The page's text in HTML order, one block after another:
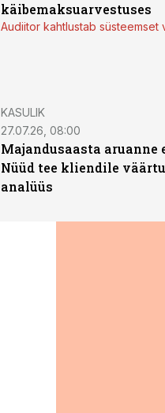
käibemaksuarvestuses
Audiitor kahtlustab süsteemset
KASULIK
27.07.26, 08:00
Majandusaasta aruanne
Nüüd tee kliendile
analüüs